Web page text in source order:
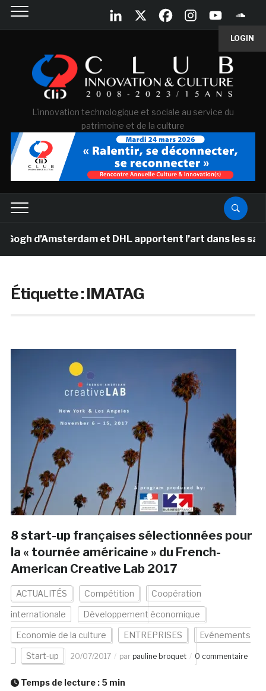
LOGIN
L'innovation technologique et sociale au service du
patrimoine et de la culture
d’Amsterdam et DHL apportent l’art dans les
Étiquette :IMATAG
8 start-up françaises sélectionnées pour
la « tournée américaine » du French-
American Creative Lab 2017
ACTUALITÉS Compétition Coopération
internationale Développement économique
Economie de la culture ENTREPRISES Evénements
Start-up 20/07/2017 par pauline broquet 0 commentaire
Temps de lecture : 5 min